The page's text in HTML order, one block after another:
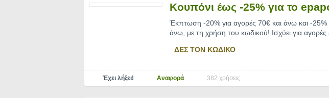
Κουπόνι έως -25% για το
Έκπτωση -20% για αγορές 70€ και άνω και -25%
άνω, με τη χρήση του κωδικού! Ισχύει για
ΔΕΣ ΤΟΝ ΚΩΔΙΚΟ
Έχει λήξει! Αναφορά 382 χρήσεις